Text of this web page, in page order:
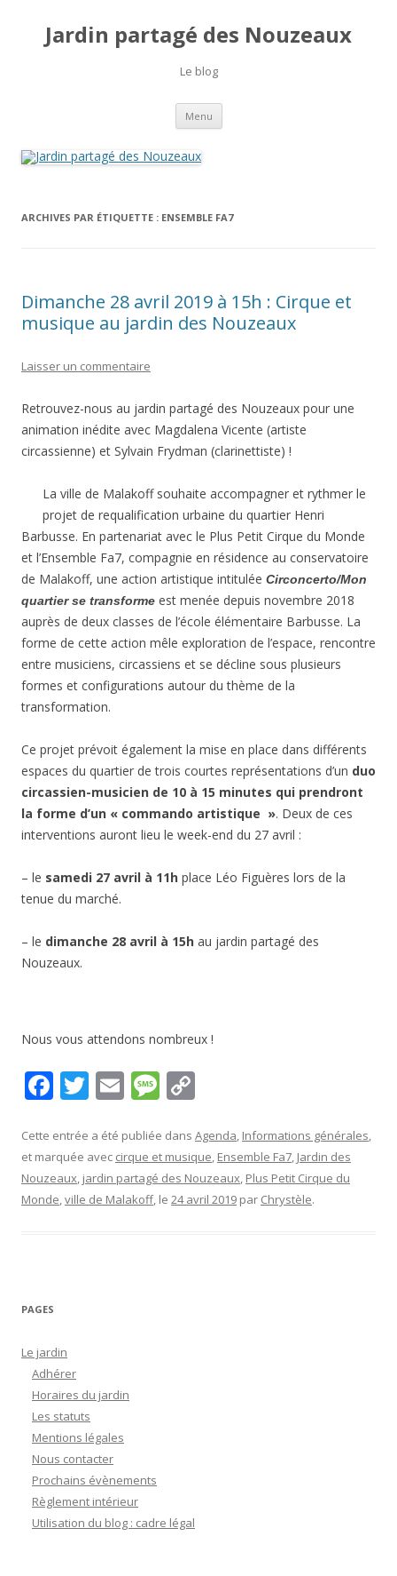
Jardin partagé des Nouzeaux
Le blog
Menu Aller
contenu
ARCHIVES PAR ÉTIQUETTE : ENSEMBLE FA7
Dimanche 28 avril 2019 à 15h : Cirque et
musique au jardin des Nouzeaux
Laisser un commentaire
Retrouvez-nous au jardin partagé des Nouzeaux pour une
animation inédite avec Magdalena Vicente (artiste
circassienne) et Sylvain Frydman (clarinettiste) !
La ville de Malakoff souhaite accompagner et rythmer le
projet de requalification urbaine du quartier Henri
Barbusse. En partenariat avec le Plus Petit Cirque du Monde
et l’Ensemble Fa7, compagnie en résidence au conservatoire
de Malakoff, une action artistique intitulée Circoncerto/Mon
quartier se transforme est menée depuis novembre 2018
auprès de deux classes de l’école élémentaire Barbusse. La
forme de cette action mêle exploration de l’espace, rencontre
entre musiciens, circassiens et se décline sous plusieurs
formes et configurations autour du thème de la
transformation.
Ce projet prévoit également la mise en place dans différents
espaces du quartier de trois courtes représentations d’un duo
circassien-musicien de 10 à 15 minutes qui prendront
la forme d’un « commando artistique ». Deux de ces
interventions auront lieu le week-end du 27 avril :
– le samedi 27 avril à 11h place Léo Figuères lors de la
tenue du marché.
– le dimanche 28 avril à 15h au jardin partagé des
Nouzeaux.
Nous vous attendons nombreux !
F
e
b
o
T
itt
er
E
ai
l
M
ss
a
g
p
y
Li
Cette entrée a été publiée dans Agenda, Informations générales,
et marquée avec cirque et musique, Ensemble Fa7, Jardin des
Nouzeaux, jardin partagé des Nouzeaux, Plus Petit Cirque du
Monde,ville de Malakoff, le 24 avril 2019 par Chrystèle.
PAGES
Le jardin
Adhérer
Horaires du jardin
Les statuts
Mentions légales
Nous contacter
Prochains évènements
Règlement intérieur
Utilisation du blog : cadre légal